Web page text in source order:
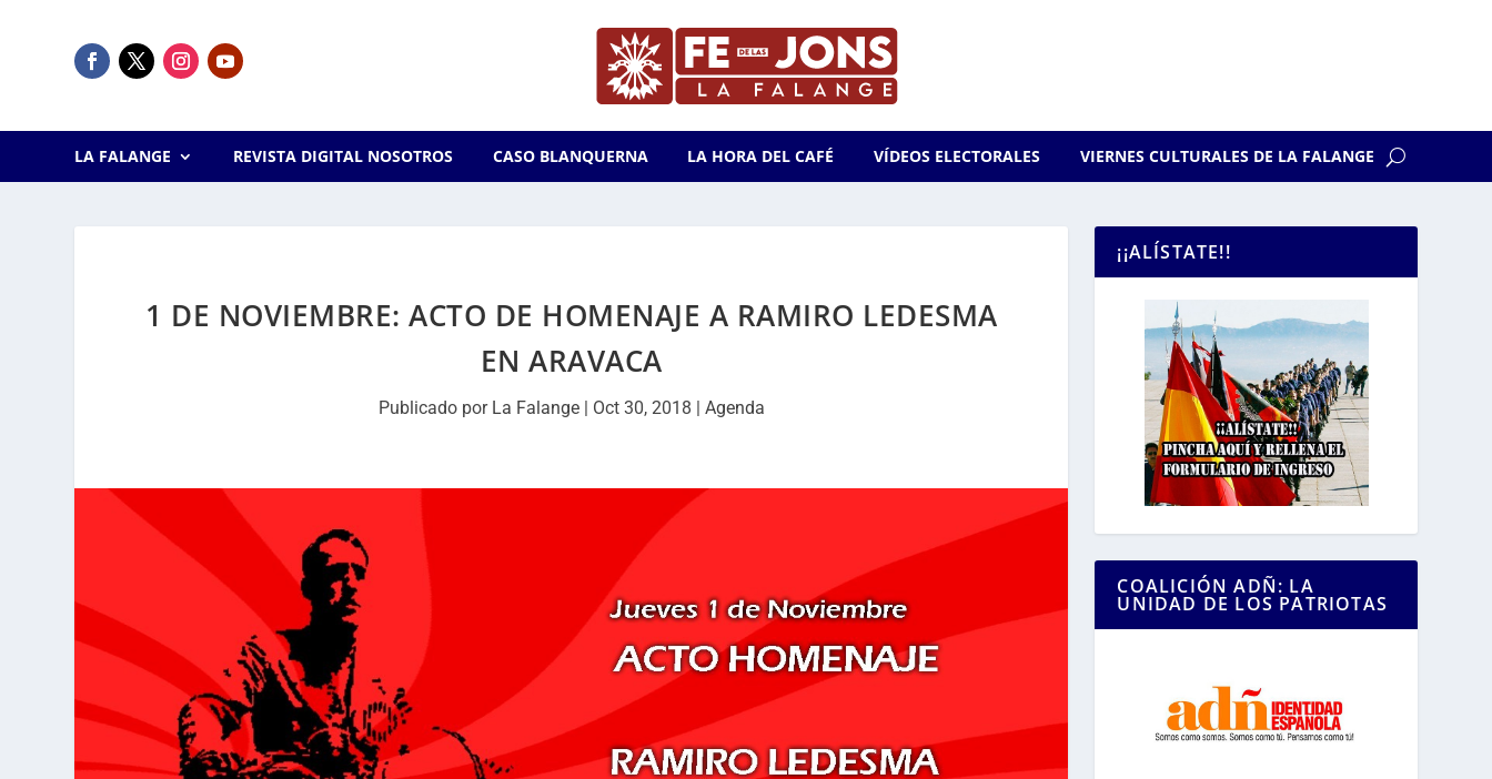
LA FALANGE REVISTA DIGITAL NOSOTROS CASO BLANQUERNA LA HORA DEL CAFÉ VÍDEOS ELECTORALES VIERNES CULTURALES DE LA FALANGE
1 DE NOVIEMBRE: ACTO DE HOMENAJE A RAMIRO LEDESMA
EN ARAVACA
Publicado por La Falange| Oct 30, 2018 | Agenda
¡¡ALÍSTATE!!
COALICIÓN ADÑ: LA
UNIDAD DE LOS PATRIOTAS